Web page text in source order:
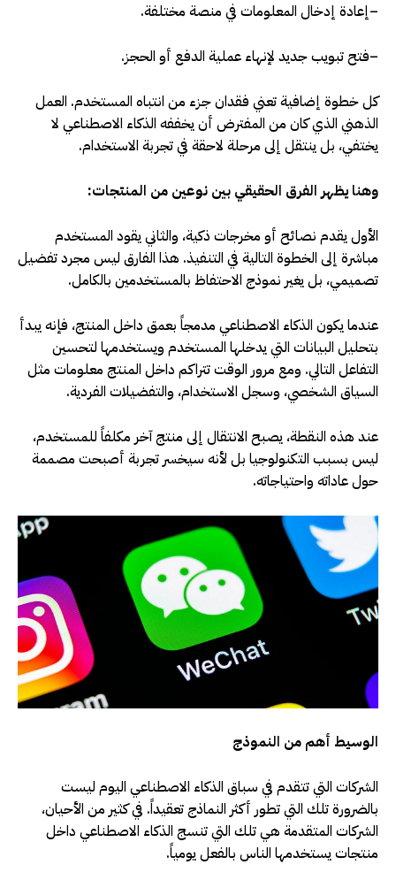
–إعادة إدخال المعلومات في منصة مختلفة.
–فتح تبويب جديد لإنهاء عملية الدفع أو الحجز.
كل خطوة إضافية تعني فقدان جزء من انتباه المستخدم. العمل
الذهني الذي كان من المفترض أن يخففه الذكاء الاصطناعي لا
يختفي، بل ينتقل إلى مرحلة لاحقة في تجربة الاستخدام.
وهنا يظهر الفرق الحقيقي بين نوعين من المنتجات:
الأول يقدم نصائح أو مخرجات ذكية، والثاني يقود المستخدم
مباشرة إلى الخطوة التالية في التنفيذ. هذا الفارق ليس مجرد تفضيل
تصميمي، بل يغير نموذج الاحتفاظ بالمستخدمين بالكامل.
عندما يكون الذكاء الاصطناعي مدمجاً بعمق داخل المنتج، فإنه يبدأ
بتحليل البيانات التي يدخلها المستخدم ويستخدمها لتحسين
التفاعل التالي. ومع مرور الوقت تتراكم داخل المنتج معلومات مثل
السياق الشخصي، وسجل الاستخدام، والتفضيلات الفردية.
عند هذه النقطة، يصبح الانتقال إلى منتج آخر مكلفاً للمستخدم،
ليس بسبب التكنولوجيا بل لأنه سيخسر تجربة أصبحت مصممة
حول عاداته واحتياجاته.
الوسيط أهم من النموذج
الشركات التي تتقدم في سباق الذكاء الاصطناعي اليوم ليست
بالضرورة تلك التي تطور أكثر النماذج تعقيداً. في كثير من الأحيان،
الشركات المتقدمة هي تلك التي تنسج الذكاء الاصطناعي داخل
منتجات يستخدمها الناس بالفعل يومياً.